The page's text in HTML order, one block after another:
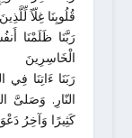
قُلُوبِنَا غِلّاً
رَبَّنَا ظَلَمْنَا
الْخَاسِرِينَ
رَبَنَا ءَاتِنَا
النّارِ. وَصَلىَّ
كَثِيرًا وَآخِرُ